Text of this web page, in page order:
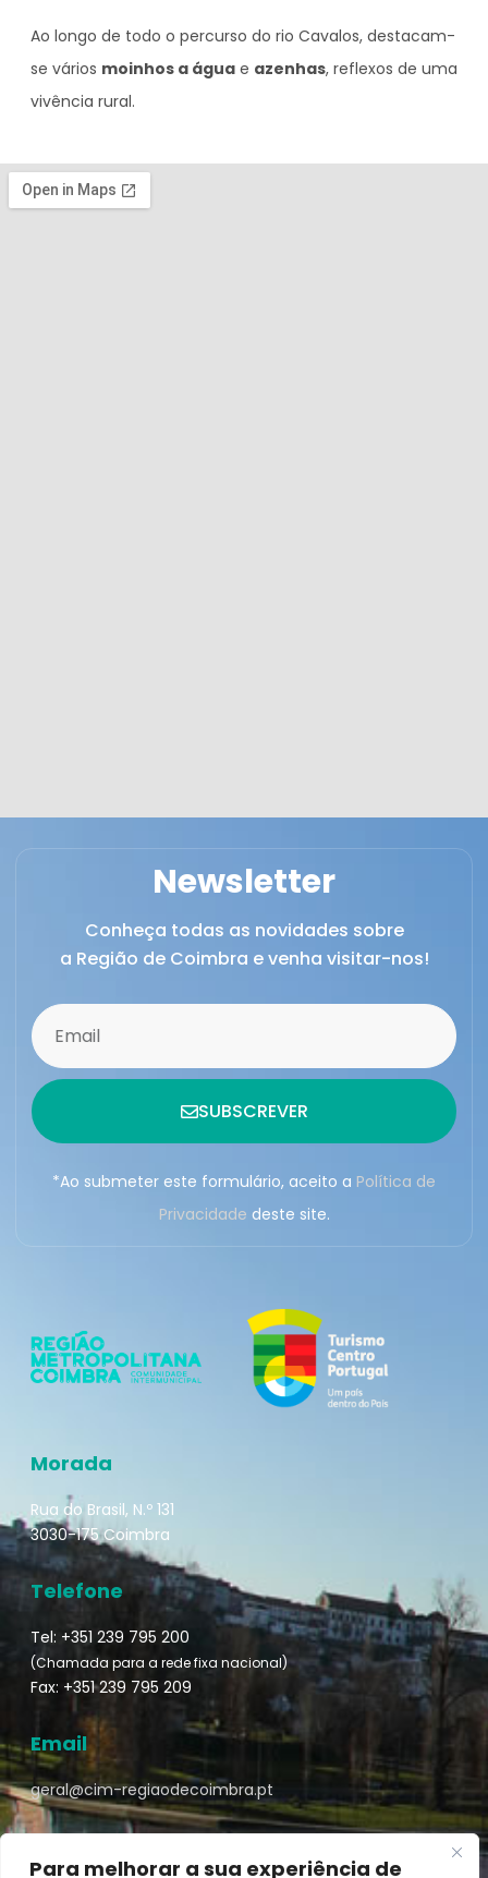
Para melhorar a sua experiência de
Ao longo de todo o percurso do rio Cavalos, destacam-
se vários moinhos a água e azenhas, reflexos de uma
vivência rural.
Newsletter
Conheça todas as novidades sobre
a Região de Coimbra e venha visitar-nos!
SUBSCREVER
*Ao submeter este formulário, aceito a Política de
Privacidade deste site.
Morada
Rua do Brasil, N.º 131
3030-175 Coimbra
Telefone
Tel: +351 239 795 200
(Chamada para a rede fixa nacional)
Fax: +351 239 795 209
Email
geral@cim-regiaodecoimbra.pt